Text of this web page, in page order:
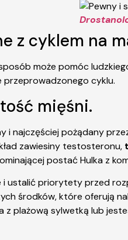
z cyklem na
może pomóc
przeprowadzonego cyklu.
mięśni.
i najczęściej pożądany
zawiesiny testosteronu,
postać Hulka z
i ustalić priorytety przed
środków, które oferują
z plażową sylwetką lub